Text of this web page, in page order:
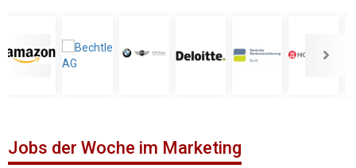
Jobs der Woche im Marketing